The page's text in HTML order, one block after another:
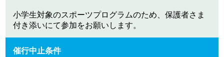
小学生対象のスポーツプログラムのため、保護者さま
付き添いにて参加をお願いします。
催行中止条件